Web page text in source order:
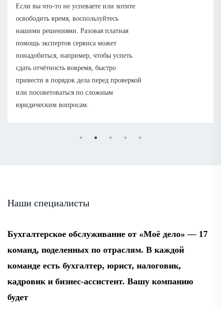
Если вы что-то не успеваете или хотите
освободить время, воспользуйтесь
нашими решениями. Разовая платная
помощь экспертов сервиса может
понадобиться, например, чтобы успеть
сдать отчётность вовремя, быстро
привести в порядок дела перед проверкой
или посоветоваться по сложным
юридическим вопросам.
Наши специалисты
Бухгалтерское обслуживание от «Моё дело» — 17
команд, поделенных по отраслям. В каждой
команде есть бухгалтер, юрист, налоговик,
кадровик и бизнес-ассистент. Вашу компанию
будет